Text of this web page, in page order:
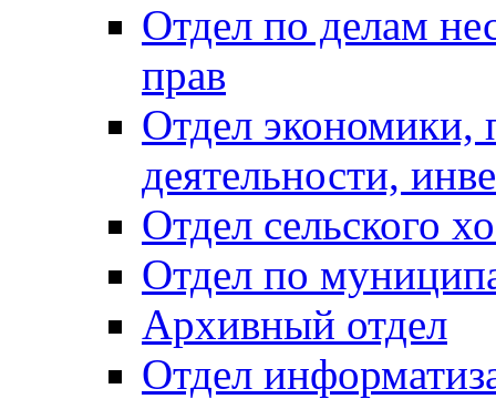
Отдел по делам
прав
Отдел экономики,
деятельности,
Отдел сельского
Отдел по
Архивный отдел
Отдел